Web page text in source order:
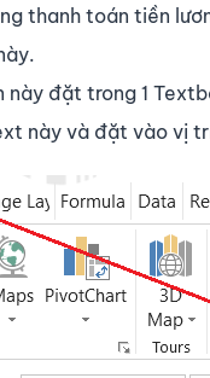
thanh toán tiền
này đặt trong 1
này và đặt vào vị